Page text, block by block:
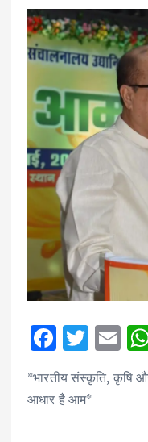
F
ac
e
b
T
w
it
E
m
ai
*भारतीय संस्कृति, कृषि
आधार है आम*